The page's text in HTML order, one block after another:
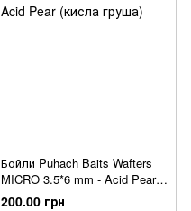
Бойли Puhach Baits Wafters
MICRO 3.5*6 mm - Acid Pear
(кисла груша)
200.00 грн